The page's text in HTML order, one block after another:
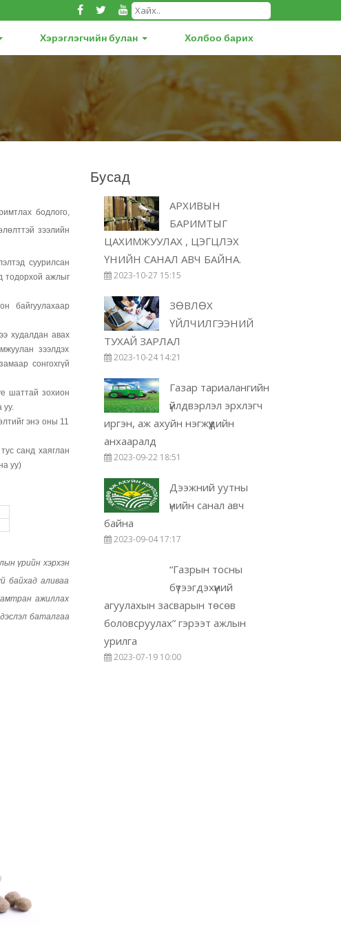
Хэрэглэгчийн булан Холбоо барих
бодлого,
зээлийн
суурилсан
тодорхой ажлыг
байгуулахаар
худалдан авах
зээлдэх
сонгохгүй
шаттай зохион
уу.
энэ оны 11
санд хаяглан
уу)
үрийн хэрхэн
байхад аливаа
ажиллах
баталгаа
Бусад
АРХИВЫН
БАРИМТЫГ
ЦАХИМЖУУЛАХ , ЦЭГЦЛЭХ
ҮНИЙН САНАЛ АВЧ БАЙНА.
2023-10-27 15:15
ЗӨВЛӨХ
ҮЙЛЧИЛГЭЭНИЙ
ТУХАЙ ЗАРЛАЛ
2023-10-24 14:21
Газар тариалангийн
үйлдвэрлэл эрхлэгч
иргэн, аж ахуйн нэгжүүдийн
анхааралд
2023-09-22 18:51
Дээжний уутны
үнийн санал авч
байна
2023-09-04 17:17
“Газрын тосны
бүтээгдэхүүний
агуулахын засварын төсөв
боловсруулах” гэрээт ажлын
урилга
2023-07-19 10:00